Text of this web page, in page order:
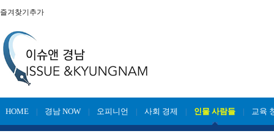
즐겨찾기추가
HOME 경남 NOW 오피니언 사회 경제 인물 사람들 교육